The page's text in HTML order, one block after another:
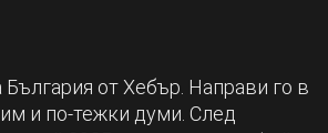
от Хебър. Направи го в
и по-тежки думи. След